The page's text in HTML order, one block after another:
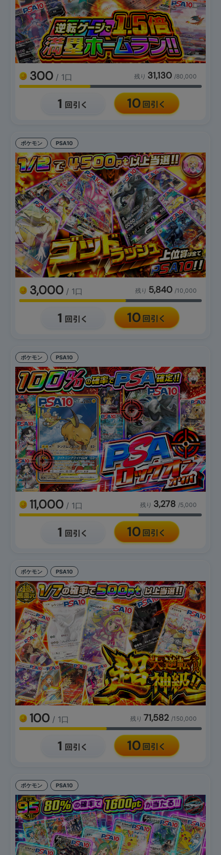
300 / 1口 残り 31,130 /80,000
ポケモン PSA10
3,000 / 1口 残り 5,840 /10,000
ポケモン PSA10
11,000 / 1口 残り 3,278 /5,000
ポケモン PSA10
100 / 1口 残り 71,582 /150,000
ポケモン PSA10